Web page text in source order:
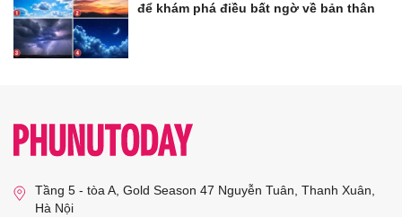
để khám phá điều bất ngờ về bản thân
Tầng 5 - tòa A, Gold Season 47 Nguyễn Tuân, Thanh Xuân,
Hà Nội